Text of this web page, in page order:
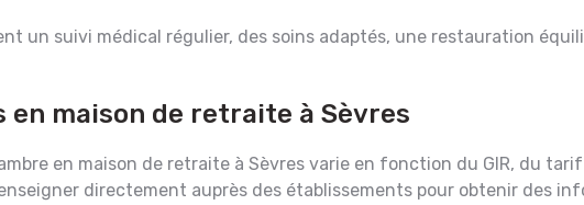
un suivi médical régulier, des soins adaptés, une restauration
maison de retraite à Sèvres
en maison de retraite à Sèvres varie en fonction du GIR, du
directement auprès des établissements pour obtenir des